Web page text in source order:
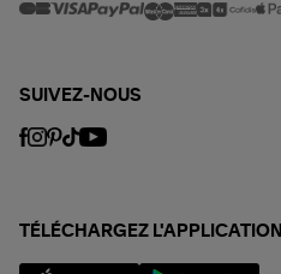
SUIVEZ-NOUS
TÉLÉCHARGEZ L'APPLICATION